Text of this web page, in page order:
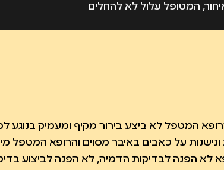
המטופל עלול לא להחלים
פעמים חוזרות ונישנות על
למחלת הסרטן, ישנם מקרים בהם
אך אובחנו באופן שגוי.
המטפל לא ביצע בירור מקיף ומעמיק בנוגע
על כאבים באיבר מסוים והרופא המטפל
הפנה לבדיקות הדמיה, לא הפנה לביצוע